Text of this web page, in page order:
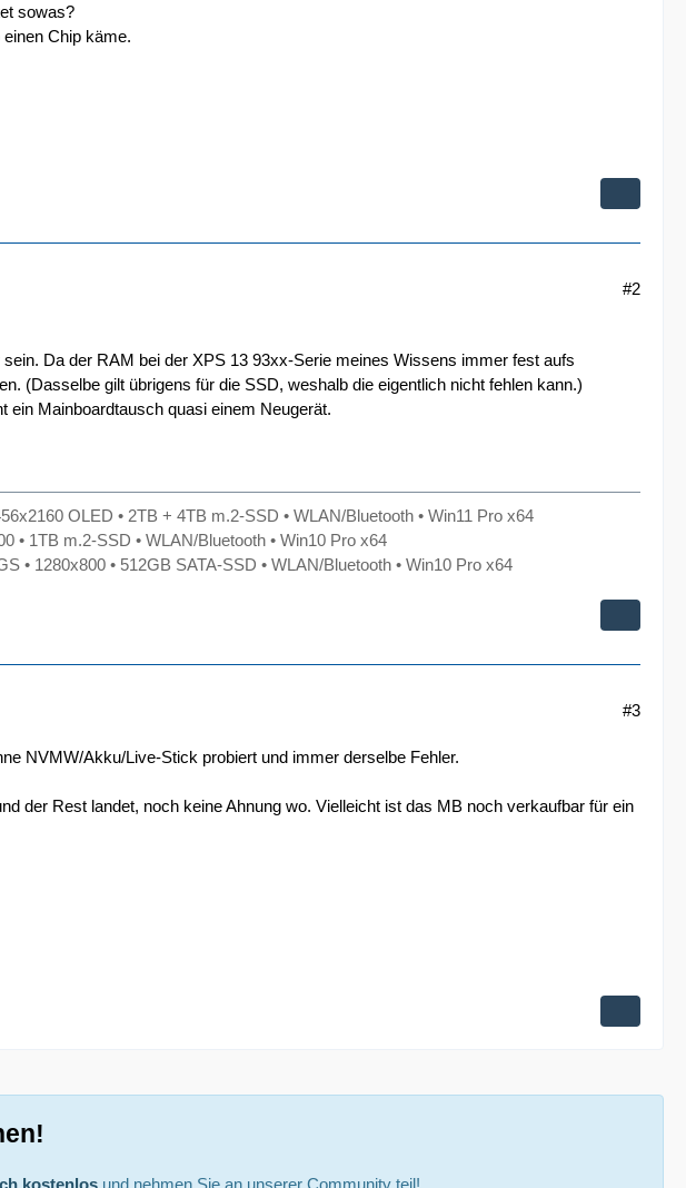
sowas?
Chip käme.
#2
Da der RAM bei der XPS 13 93xx-Serie meines Wissens immer fest aufs
(Dasselbe gilt übrigens für die SSD, weshalb die eigentlich nicht fehlen kann.)
ein Mainboardtausch quasi einem Neugerät.
OLED • 2TB + 4TB m.2-SSD • WLAN/Bluetooth • Win11 Pro x64
• 1TB m.2-SSD • WLAN/Bluetooth • Win10 Pro x64
• 1280x800 • 512GB SATA-SSD • WLAN/Bluetooth • Win10 Pro x64
#3
NVMW/Akku/Live-Stick probiert und immer derselbe Fehler.
der Rest landet, noch keine Ahnung wo. Vielleicht ist das MB noch verkaufbar für ein
kostenlosund nehmen Sie an unserer Community teil!